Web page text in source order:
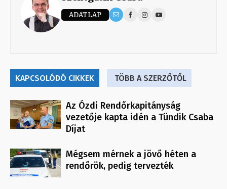
ADATLAP
KAPCSOLÓDÓ CIKKEK TÖBB A SZERZŐTŐL
Az Ózdi Rendőrkapitányság
vezetője kapta idén a Tündik Csaba
Díjat
Mégsem mérnek a jövő héten a
rendőrök, pedig tervezték